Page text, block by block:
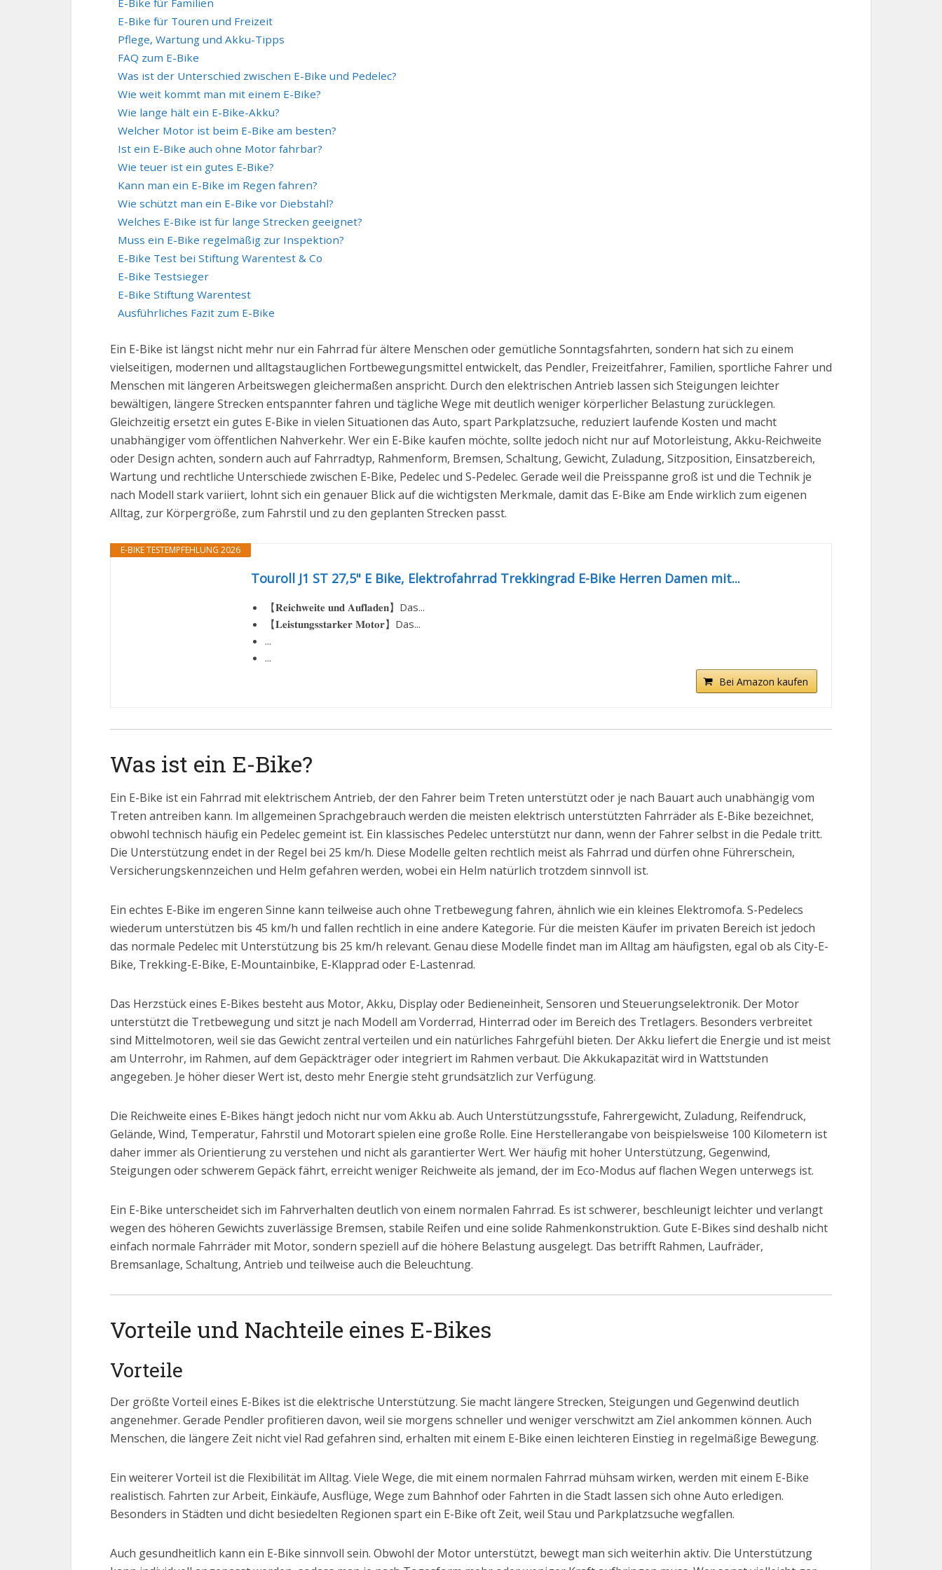
E-Bike für Familien
E-Bike für Touren und Freizeit
Pflege, Wartung und Akku-Tipps
FAQ zum E-Bike
Was ist der Unterschied zwischen E-Bike und Pedelec?
Wie weit kommt man mit einem E-Bike?
Wie lange hält ein E-Bike-Akku?
Welcher Motor ist beim E-Bike am besten?
Ist ein E-Bike auch ohne Motor fahrbar?
Wie teuer ist ein gutes E-Bike?
Kann man ein E-Bike im Regen fahren?
Wie schützt man ein E-Bike vor Diebstahl?
Welches E-Bike ist für lange Strecken geeignet?
Muss ein E-Bike regelmäßig zur Inspektion?
E-Bike Test bei Stiftung Warentest & Co
E-Bike Testsieger
E-Bike Stiftung Warentest
Ausführliches Fazit zum E-Bike
Ein E-Bike ist längst nicht mehr nur ein Fahrrad für ältere Menschen oder gemütliche Sonntagsfahrten, sondern hat sich zu einem
vielseitigen, modernen und alltagstauglichen Fortbewegungsmittel entwickelt, das Pendler, Freizeitfahrer, Familien, sportliche Fahrer und
Menschen mit längeren Arbeitswegen gleichermaßen anspricht. Durch den elektrischen Antrieb lassen sich Steigungen leichter
bewältigen, längere Strecken entspannter fahren und tägliche Wege mit deutlich weniger körperlicher Belastung zurücklegen.
Gleichzeitig ersetzt ein gutes E-Bike in vielen Situationen das Auto, spart Parkplatzsuche, reduziert laufende Kosten und macht
unabhängiger vom öffentlichen Nahverkehr. Wer ein E-Bike kaufen möchte, sollte jedoch nicht nur auf Motorleistung, Akku-Reichweite
oder Design achten, sondern auch auf Fahrradtyp, Rahmenform, Bremsen, Schaltung, Gewicht, Zuladung, Sitzposition, Einsatzbereich,
Wartung und rechtliche Unterschiede zwischen E-Bike, Pedelec und S-Pedelec. Gerade weil die Preisspanne groß ist und die Technik je
nach Modell stark variiert, lohnt sich ein genauer Blick auf die wichtigsten Merkmale, damit das E-Bike am Ende wirklich zum eigenen
Alltag, zur Körpergröße, zum Fahrstil und zu den geplanten Strecken passt.
E-BIKE TESTEMPFEHLUNG 2026
Touroll J1 ST 27,5" E Bike, Elektrofahrrad Trekkingrad E-Bike Herren Damen mit...
【𝐑𝐞𝐢𝐜𝐡𝐰𝐞𝐢𝐭𝐞 𝐮𝐧𝐝 𝐀𝐮𝐟𝐥𝐚𝐝𝐞𝐧】Das...
【𝐋𝐞𝐢𝐬𝐭𝐮𝐧𝐠𝐬𝐬𝐭𝐚𝐫𝐤𝐞𝐫 𝐌𝐨𝐭𝐨𝐫】Das...
...
...
Bei Amazon kaufen
Was ist ein E-Bike?
Ein E-Bike ist ein Fahrrad mit elektrischem Antrieb, der den Fahrer beim Treten unterstützt oder je nach Bauart auch unabhängig vom
Treten antreiben kann. Im allgemeinen Sprachgebrauch werden die meisten elektrisch unterstützten Fahrräder als E-Bike bezeichnet,
obwohl technisch häufig ein Pedelec gemeint ist. Ein klassisches Pedelec unterstützt nur dann, wenn der Fahrer selbst in die Pedale tritt.
Die Unterstützung endet in der Regel bei 25 km/h. Diese Modelle gelten rechtlich meist als Fahrrad und dürfen ohne Führerschein,
Versicherungskennzeichen und Helm gefahren werden, wobei ein Helm natürlich trotzdem sinnvoll ist.
Ein echtes E-Bike im engeren Sinne kann teilweise auch ohne Tretbewegung fahren, ähnlich wie ein kleines Elektromofa. S-Pedelecs
wiederum unterstützen bis 45 km/h und fallen rechtlich in eine andere Kategorie. Für die meisten Käufer im privaten Bereich ist jedoch
das normale Pedelec mit Unterstützung bis 25 km/h relevant. Genau diese Modelle findet man im Alltag am häufigsten, egal ob als City-E-
Bike, Trekking-E-Bike, E-Mountainbike, E-Klapprad oder E-Lastenrad.
Das Herzstück eines E-Bikes besteht aus Motor, Akku, Display oder Bedieneinheit, Sensoren und Steuerungselektronik. Der Motor
unterstützt die Tretbewegung und sitzt je nach Modell am Vorderrad, Hinterrad oder im Bereich des Tretlagers. Besonders verbreitet
sind Mittelmotoren, weil sie das Gewicht zentral verteilen und ein natürliches Fahrgefühl bieten. Der Akku liefert die Energie und ist meist
am Unterrohr, im Rahmen, auf dem Gepäckträger oder integriert im Rahmen verbaut. Die Akkukapazität wird in Wattstunden
angegeben. Je höher dieser Wert ist, desto mehr Energie steht grundsätzlich zur Verfügung.
Die Reichweite eines E-Bikes hängt jedoch nicht nur vom Akku ab. Auch Unterstützungsstufe, Fahrergewicht, Zuladung, Reifendruck,
Gelände, Wind, Temperatur, Fahrstil und Motorart spielen eine große Rolle. Eine Herstellerangabe von beispielsweise 100 Kilometern ist
daher immer als Orientierung zu verstehen und nicht als garantierter Wert. Wer häufig mit hoher Unterstützung, Gegenwind,
Steigungen oder schwerem Gepäck fährt, erreicht weniger Reichweite als jemand, der im Eco-Modus auf flachen Wegen unterwegs ist.
Ein E-Bike unterscheidet sich im Fahrverhalten deutlich von einem normalen Fahrrad. Es ist schwerer, beschleunigt leichter und verlangt
wegen des höheren Gewichts zuverlässige Bremsen, stabile Reifen und eine solide Rahmenkonstruktion. Gute E-Bikes sind deshalb nicht
einfach normale Fahrräder mit Motor, sondern speziell auf die höhere Belastung ausgelegt. Das betrifft Rahmen, Laufräder,
Bremsanlage, Schaltung, Antrieb und teilweise auch die Beleuchtung.
Vorteile und Nachteile eines E-Bikes
Vorteile
Der größte Vorteil eines E-Bikes ist die elektrische Unterstützung. Sie macht längere Strecken, Steigungen und Gegenwind deutlich
angenehmer. Gerade Pendler profitieren davon, weil sie morgens schneller und weniger verschwitzt am Ziel ankommen können. Auch
Menschen, die längere Zeit nicht viel Rad gefahren sind, erhalten mit einem E-Bike einen leichteren Einstieg in regelmäßige Bewegung.
Ein weiterer Vorteil ist die Flexibilität im Alltag. Viele Wege, die mit einem normalen Fahrrad mühsam wirken, werden mit einem E-Bike
realistisch. Fahrten zur Arbeit, Einkäufe, Ausflüge, Wege zum Bahnhof oder Fahrten in die Stadt lassen sich ohne Auto erledigen.
Besonders in Städten und dicht besiedelten Regionen spart ein E-Bike oft Zeit, weil Stau und Parkplatzsuche wegfallen.
Auch gesundheitlich kann ein E-Bike sinnvoll sein. Obwohl der Motor unterstützt, bewegt man sich weiterhin aktiv. Die Unterstützung